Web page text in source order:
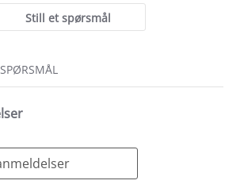
Still et spørsmål
SPØRSMÅL